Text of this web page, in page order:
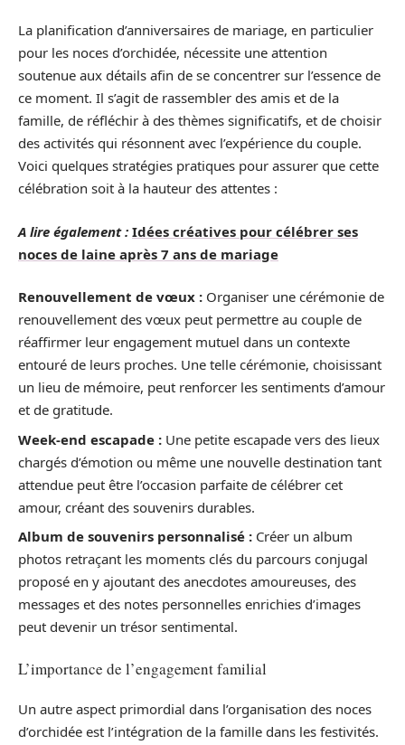
La planification d’anniversaires de mariage, en particulier
pour les noces d’orchidée, nécessite une attention
soutenue aux détails afin de se concentrer sur l’essence de
ce moment. Il s’agit de rassembler des amis et de la
famille, de réfléchir à des thèmes significatifs, et de choisir
des activités qui résonnent avec l’expérience du couple.
Voici quelques stratégies pratiques pour assurer que cette
célébration soit à la hauteur des attentes :
A lire également : Idées créatives pour célébrer ses
noces de laine après 7 ans de mariage
Renouvellement de vœux : Organiser une cérémonie de
renouvellement des vœux peut permettre au couple de
réaffirmer leur engagement mutuel dans un contexte
entouré de leurs proches. Une telle cérémonie, choisissant
un lieu de mémoire, peut renforcer les sentiments d’amour
et de gratitude.
Week-end escapade : Une petite escapade vers des lieux
chargés d’émotion ou même une nouvelle destination tant
attendue peut être l’occasion parfaite de célébrer cet
amour, créant des souvenirs durables.
Album de souvenirs personnalisé : Créer un album
photos retraçant les moments clés du parcours conjugal
proposé en y ajoutant des anecdotes amoureuses, des
messages et des notes personnelles enrichies d’images
peut devenir un trésor sentimental.
L’importance de l’engagement familial
Un autre aspect primordial dans l’organisation des noces
d’orchidée est l’intégration de la famille dans les festivités.